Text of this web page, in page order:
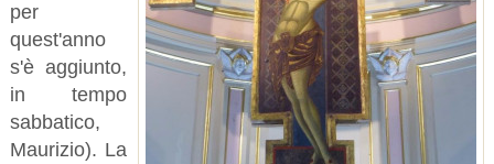
per
quest'anno
s'è aggiunto,
in tempo
sabbatico,
Maurizio). La